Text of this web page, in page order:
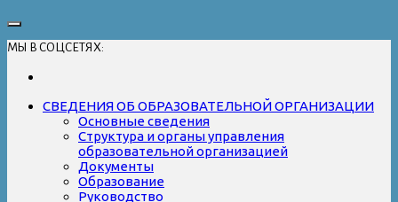
МЫ В СОЦСЕТЯХ:
СВЕДЕНИЯ ОБ ОБРАЗОВАТЕЛЬНОЙ ОРГАНИЗАЦИИ
Основные сведения
Структура и органы управления
образовательной организацией
Документы
Образование
Руководство